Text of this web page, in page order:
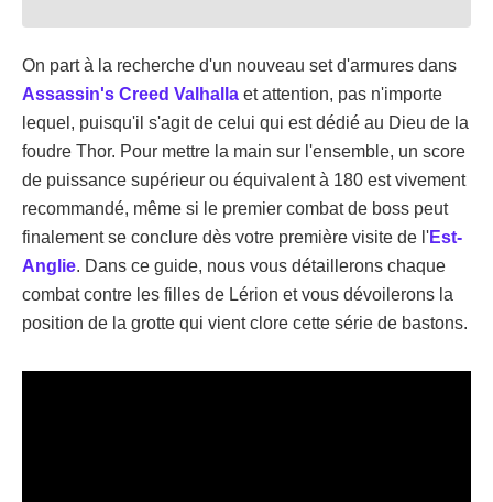
On part à la recherche d'un nouveau set d'armures dans
Assassin's Creed Valhalla et attention, pas n'importe
lequel, puisqu'il s'agit de celui qui est dédié au Dieu de la
foudre Thor. Pour mettre la main sur l'ensemble, un score
de puissance supérieur ou équivalent à 180 est vivement
recommandé, même si le premier combat de boss peut
finalement se conclure dès votre première visite de l'Est-
Anglie. Dans ce guide, nous vous détaillerons chaque
combat contre les filles de Lérion et vous dévoilerons la
position de la grotte qui vient clore cette série de bastons.